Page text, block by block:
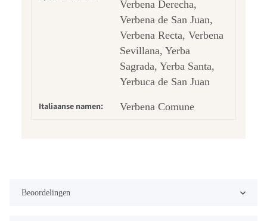
Verbena Derecha,
Verbena de San Juan,
Verbena Recta, Verbena
Sevillana, Yerba
Sagrada, Yerba Santa,
Yerbuca de San Juan
Italiaanse namen: Verbena Comune
Beoordelingen